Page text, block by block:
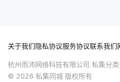
关于我们隐私协议服务协议联系我们
杭州雨沛网络科技有限公司 私集分
© 2026 私集同城 版权所有